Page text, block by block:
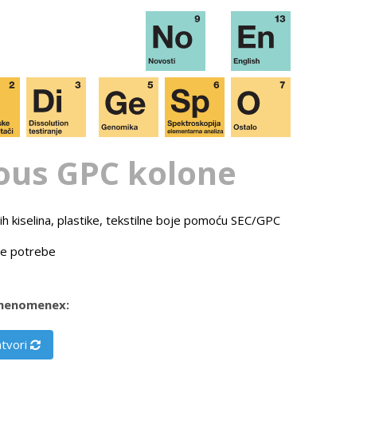
GPC kolone
kiselina, plastike, tekstilne boje pomoću SEC/GPC
potrebe